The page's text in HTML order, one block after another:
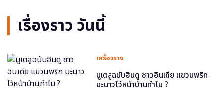
เรื่องราว วันนี้
เครื่องราง
มูเตลูฉบับฮินดู ชาวอินเดีย แขวนพริก
มะนาวไว้หน้าบ้านทำไม ?